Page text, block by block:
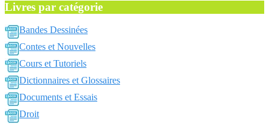
Livres par catégorie
Bandes Dessinées
Contes et Nouvelles
Cours et Tutoriels
Dictionnaires et Glossaires
Documents et Essais
Droit